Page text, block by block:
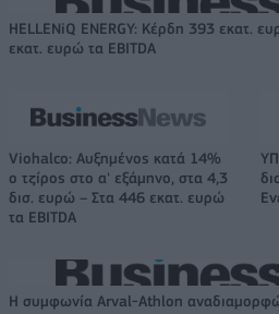
HELLENiQ ENERGY: Κέρδη 393 εκατ.
εκατ. ευρώ τα EBITDA
Viohalco: Αυξημένος κατά 14%
ο τζίρος στο α' εξάμηνο, στα 4,3
δισ. ευρώ – Στα 446 εκατ. ευρώ
τα EBITDA
Η συμφωνία Arval-Athlon